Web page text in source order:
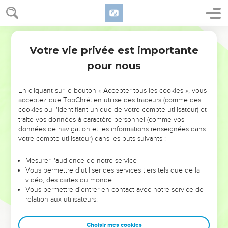
NE MANQUEZ PAS L’ÉVÉNEMENT
DE L’ANNÉE !
ET SI LEURS ERREURS POUVAIENT VOUS ÉVITER LES
VOTRES ?
leur foi ou leur vision. Mais on voit moins les doutes, les erreurs
et les saisons difficiles qu'ils ont traversés, alors même que ce
sont elles qui les ont façonnés.
Dans cette conférence, leaders, entrepreneurs, et responsables
clés pour avancer avec plus de sagesse afin que leurs erreurs
Votre vie privée est importante
pour nous
En cliquant sur le bouton « Accepter tous les cookies », vous
acceptez que TopChrétien utilise des traceurs (comme des
cookies ou l'identifiant unique de votre compte utilisateur) et
traite vos données à caractère personnel (comme vos
données de navigation et les informations renseignées dans
votre compte utilisateur) dans les buts suivants :
Mesurer l'audience de notre service
Vous permettre d'utiliser des services tiers tels que de la
vidéo, des cartes du monde…
Vous permettre d'entrer en contact avec notre service de
relation aux utilisateurs.
Choisir mes cookies